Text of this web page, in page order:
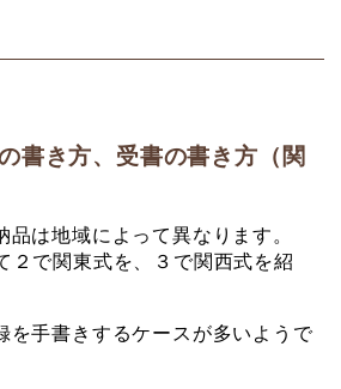
書き方、受書の書き方（関
は地域によって異なります。
で関東式を、３で関西式を紹
手書きするケースが多いようで